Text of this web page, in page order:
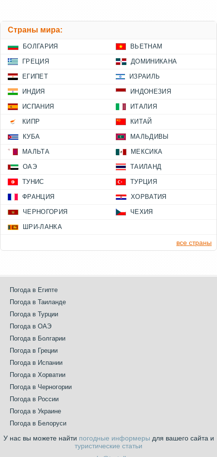
Страны мира:
БОЛГАРИЯ ВЬЕТНАМ
ГРЕЦИЯ ДОМИНИКАНА
ЕГИПЕТ ИЗРАИЛЬ
ИНДИЯ ИНДОНЕЗИЯ
ИСПАНИЯ ИТАЛИЯ
КИПР КИТАЙ
КУБА МАЛЬДИВЫ
МАЛЬТА МЕКСИКА
ОАЭ ТАИЛАНД
ТУНИС ТУРЦИЯ
ФРАНЦИЯ ХОРВАТИЯ
ЧЕРНОГОРИЯ ЧЕХИЯ
ШРИ-ЛАНКА
все страны
Погода в Египте
Погода в Таиланде
Погода в Турции
Погода в ОАЭ
Погода в Болгарии
Погода в Греции
Погода в Испании
Погода в Хорватии
Погода в Черногории
Погода в России
Погода в Украине
Погода в Белоруси
У нас вы можете найти погодные информеры для вашего сайта и
туристические статьи